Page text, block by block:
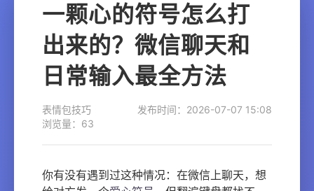
一颗心的符号怎么打
出来的？微信聊天和
日常输入最全方法
表情包技巧
发布时间：2026-07-07 15:08
浏览量：63
你有没有遇到过这种情况：在微信上聊天，想